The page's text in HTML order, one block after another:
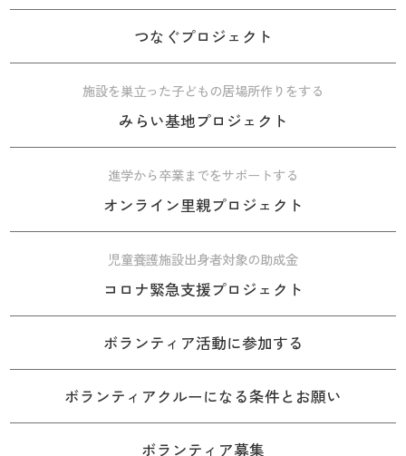
つなぐプロジェクト
施設を巣立った子どもの居場所作りをする
みらい基地プロジェクト
進学から卒業までをサポートする
オンライン里親プロジェクト
児童養護施設出身者対象の助成金
コロナ緊急支援プロジェクト
ボランティア活動に参加する
ボランティアクルーになる条件とお願い
ボランティア募集